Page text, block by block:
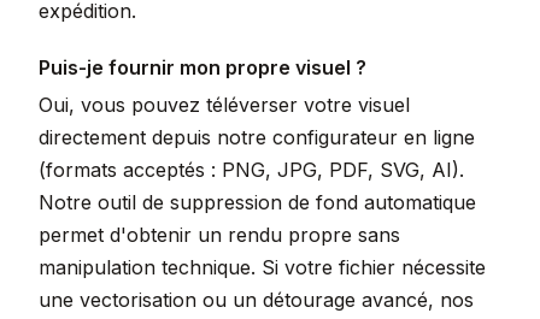
expédition.
Puis-je fournir mon propre visuel ?
Oui, vous pouvez téléverser votre visuel
directement depuis notre configurateur en ligne
(formats acceptés : PNG, JPG, PDF, SVG, AI).
Notre outil de suppression de fond automatique
permet d'obtenir un rendu propre sans
manipulation technique. Si votre fichier nécessite
une vectorisation ou un détourage avancé, nos